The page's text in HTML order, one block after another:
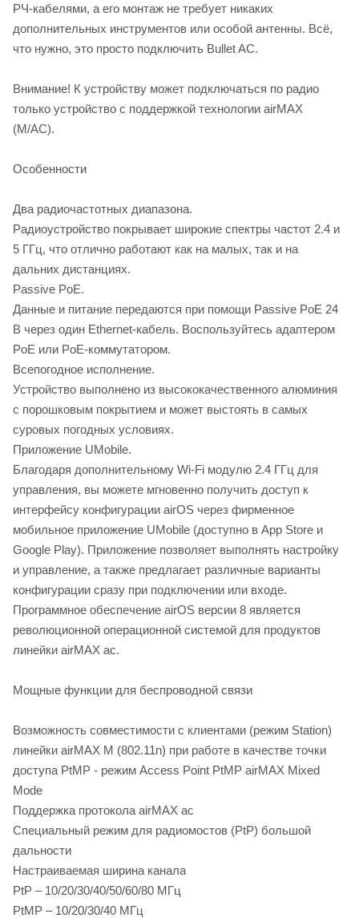
РЧ-кабелями, а его монтаж не требует никаких
дополнительных инструментов или особой антенны. Всё,
что нужно, это просто подключить Bullet AC.
Внимание! К устройству может подключаться по радио
только устройство с поддержкой технологии airMAX
(M/AC).
Особенности
Два радиочастотных диапазона.
Радиоустройство покрывает широкие спектры частот 2.4 и
5 ГГц, что отлично работают как на малых, так и на
дальних дистанциях.
Passive PoE.
Данные и питание передаются при помощи Passive PoE 24
В через один Ethernet-кабель. Воспользуйтесь адаптером
PoE или PoE-коммутатором.
Всепогодное исполнение.
Устройство выполнено из высококачественного алюминия
с порошковым покрытием и может выстоять в самых
суровых погодных условиях.
Приложение UMobile.
Благодаря дополнительному Wi-Fi модулю 2.4 ГГц для
управления, вы можете мгновенно получить доступ к
интерфейсу конфигурации airOS через фирменное
мобильное приложение UMobile (доступно в App Store и
Google Play). Приложение позволяет выполнять настройку
и управление, а также предлагает различные варианты
конфигурации сразу при подключении или входе.
Программное обеспечение airOS версии 8 является
революционной операционной системой для продуктов
линейки airMAX ac.
Мощные функции для беспроводной связи
Возможность совместимости с клиентами (режим Station)
линейки airMAX M (802.11n) при работе в качестве точки
доступа PtMP - режим Access Point PtMP airMAX Mixed
Mode
Поддержка протокола airMAX ac
Специальный режим для радиомостов (PtP) большой
дальности
Настраиваемая ширина канала
PtP – 10/20/30/40/50/60/80 МГц
PtMP – 10/20/30/40 МГц